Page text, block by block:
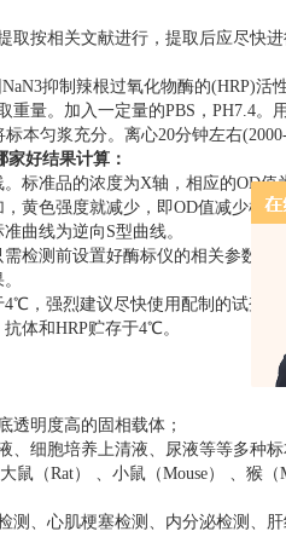
取按相关文献进行，提取后应尽快
抑制辣根过氧化物酶的(HRP)活性
重量。加入一定量的PBS，PH7.4
本匀浆充分。离心20分钟左右
家好结果计算：
标准品的浓度为X轴，相应的OD
黄色强度就减少，即OD值减少样
曲线为逆向S型曲线。
检测前设置好酶标仪的相关参数
，强烈建议尽快使用配制的试剂
体和HRP贮存于4℃。
透明度高的固相载体；
、细胞培养上清液、尿液等等多种标
鼠（Rat） 、小鼠（Mouse） 、猴
测、心肌梗塞检测、内分泌检测、